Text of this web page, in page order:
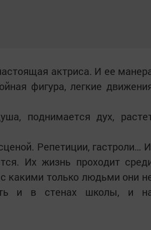
актриса. И ее
фигура, легкие
поднимается дух,
Репетиции, гастроли…
Их жизнь проходит
какими только людьми они
и в стенах школы, и